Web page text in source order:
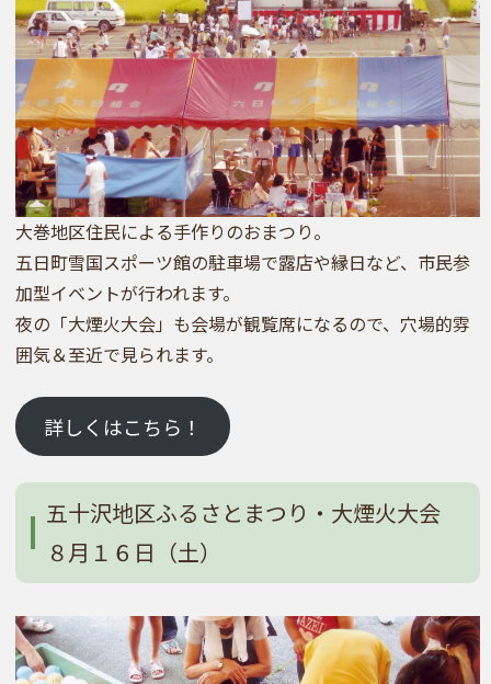
大巻地区住民による手作りのおまつり。
五日町雪国スポーツ館の駐車場で露店や縁日など、市民参
加型イベントが行われます。
夜の「大煙火大会」も会場が観覧席になるので、穴場的雰
囲気＆至近で見られます。
詳しくはこちら！
五十沢地区ふるさとまつり・大煙火大会
８月１６日（土）